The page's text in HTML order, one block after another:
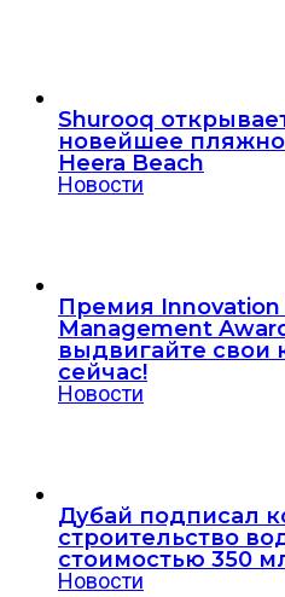
Shurooq
новейшее
Heera Beach
Новости
Премия Innovation
Management
выдвигайте свои
сейчас!
Новости
Дубай подписал
строительство
стоимостью 350
Новости